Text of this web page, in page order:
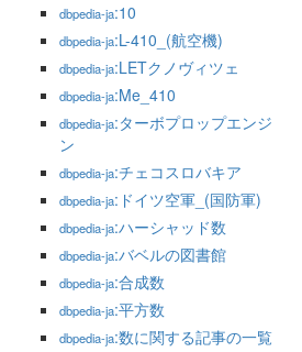
dbpedia-ja:10
dbpedia-ja:L-410_(航空機)
dbpedia-ja:LETクノヴィツェ
dbpedia-ja:Me_410
dbpedia-ja:ターボプロップエンジ
ン
dbpedia-ja:チェコスロバキア
dbpedia-ja:ドイツ空軍_(国防軍)
dbpedia-ja:ハーシャッド数
dbpedia-ja:バベルの図書館
dbpedia-ja:合成数
dbpedia-ja:平方数
dbpedia-ja:数に関する記事の一覧